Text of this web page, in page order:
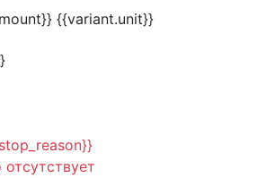
{{variant.unit}}